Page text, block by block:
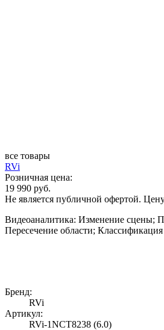
все товары
RVi
Розничная цена:
19 990 руб.
Не является публичной офертой.
Видеоаналитика: Изменение сцены;
Пересечение области; Классификация
Бренд:
RVi
Артикул:
RVi-1NCT8238 (6.0)